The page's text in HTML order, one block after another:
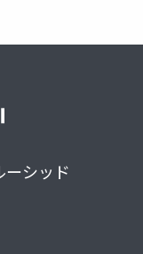
シッド